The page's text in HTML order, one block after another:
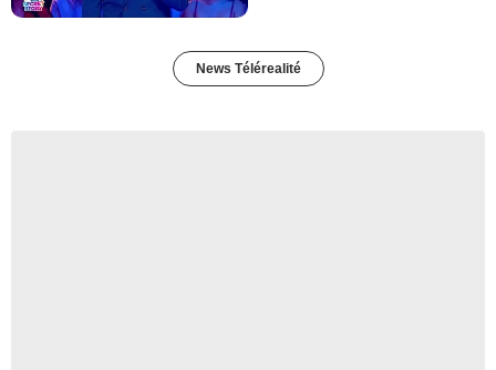
News Télérealité